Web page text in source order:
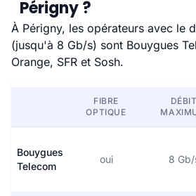
Périgny ?
À Périgny, les opérateurs avec le
(jusqu'à 8 Gb/s) sont Bouygues
Orange, SFR et Sosh.
FIBRE
OPTIQUE
DÉBIT
Bouygues
Telecom
oui 8 Gb/